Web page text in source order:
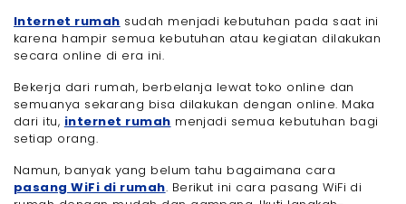
- 7. Mengkonfigurasikan Router
- 8. Ubah Pengaturan Default
- 10. Mengetes Koneksi
Pasang WiFi Sendiri Dirumah Tanpa Batasan Kuota
dengan Megavision
- Akhir Kata
Internet rumah sudah menjadi kebutuhan pada saat ini
karena hampir semua kebutuhan atau kegiatan dilakukan
secara online di era ini.
Bekerja dari rumah, berbelanja lewat toko online dan
semuanya sekarang bisa dilakukan dengan online. Maka
dari itu, internet rumah menjadi semua kebutuhan bagi
setiap orang.
Namun, banyak yang belum tahu bagaimana cara
pasang WiFi di rumah. Berikut ini cara pasang WiFi di